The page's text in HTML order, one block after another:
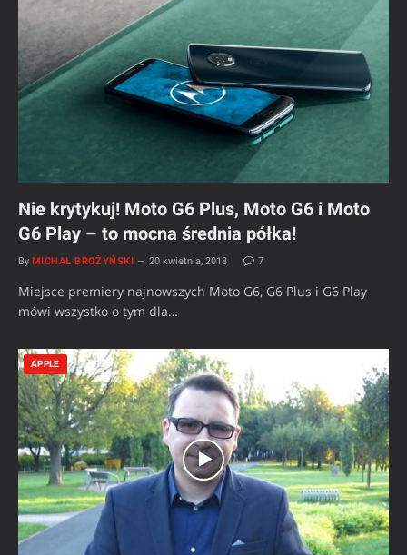
Nie krytykuj! Moto G6 Plus, Moto G6 i Moto
G6 Play – to mocna średnia półka!
By MICHAŁ BROŻYŃSKI 20 kwietnia, 2018 7
Miejsce premiery najnowszych Moto G6, G6 Plus i G6 Play
mówi wszystko o tym dla…
APPLE